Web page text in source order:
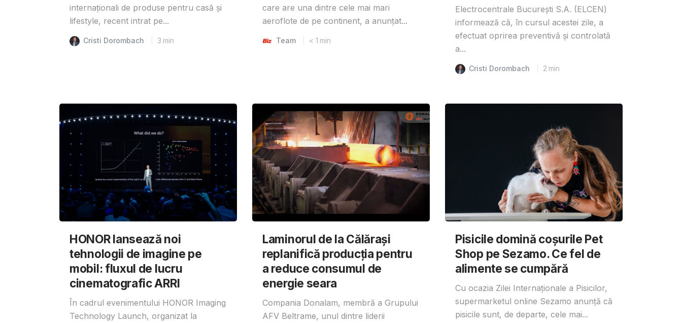
internaționali de produse pentru casă și
lifestyle, recent intrat pe...
Cristi Dorombach 3 min
care are una dintre cele mai mari
aeroflote de pe continent, a anunțat...
Team < 1 min
Electrocentrale București S.A. (ELCEN)
informează că, în cursul acestei zile, a
efectuat oprirea preventivă și controlată
a...
Cristi Dorombach 2 min
HONOR lansează noi
tehnologii de imagine pe
mobil: fluxul de lucru
cinematografic ARRI
În cadrul evenimentului HONOR Imaging
Technology Launch, organizat la
Laminorul de la Călărași
replanifică producția pentru
a reduce consumul de
energie seara
Compania Donalam, membră a Grupului
AFV Beltrame, unul dintre liderii
Pisicile domină coșurile Pet
Shop pe Sezamo. Ce fel de
alimente se cumpără
Cu ocazia Zilei Internaționale a Pisicilor,
supermarketul online Sezamo anunță că
pisicile sunt, de departe, cele mai...